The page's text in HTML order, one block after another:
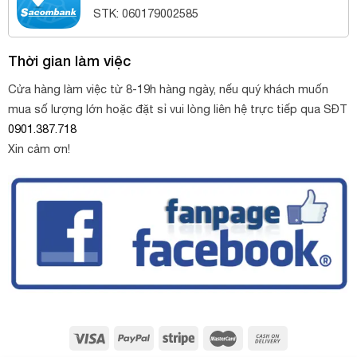
STK: 060179002585
Thời gian làm việc
Cửa hàng làm việc từ 8-19h hàng ngày, nếu quý khách muốn
mua số lượng lớn hoặc đặt sỉ vui lòng liên hệ trực tiếp qua SĐT
0901.387.718
Xin cảm ơn!